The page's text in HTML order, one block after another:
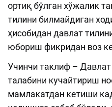
ортиқ бўлган хўжалик
тилини билмайдиган
ҳисобидан давлат
юбориш фикридан воз
Учинчи таклиф –
талабини кучайтириш
мамлакатдан кетиши